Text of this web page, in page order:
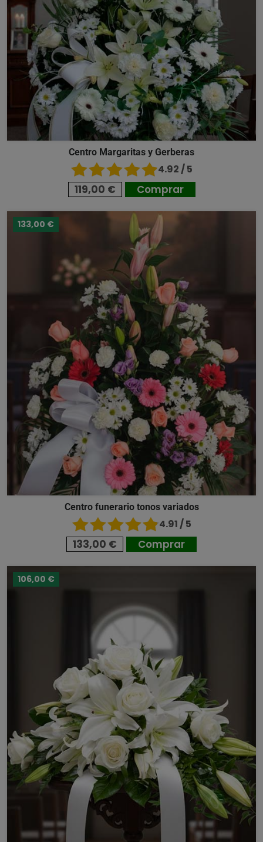
Centro Margaritas y Gerberas
4.92 / 5
119,00 € Comprar
133,00 €
Centro funerario tonos variados
4.91 / 5
133,00 € Comprar
106,00 €